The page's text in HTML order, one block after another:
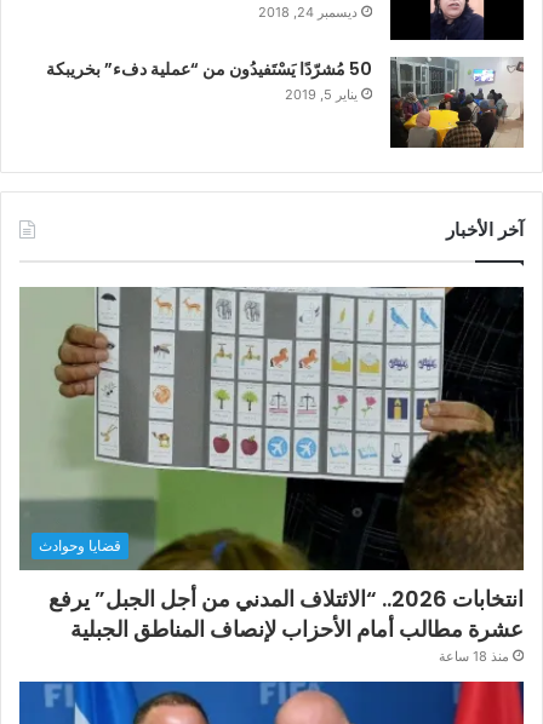
ديسمبر 24, 2018
50 مُشرّدًا يَسْتَفيدُون من “عملية دفء” بخريبكة
يناير 5, 2019
آخر الأخبار
قضايا وحوادث
انتخابات 2026.. “الائتلاف المدني من أجل الجبل” يرفع
عشرة مطالب أمام الأحزاب لإنصاف المناطق الجبلية
منذ 18 ساعة